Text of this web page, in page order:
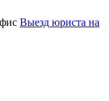
Выезд юриста на